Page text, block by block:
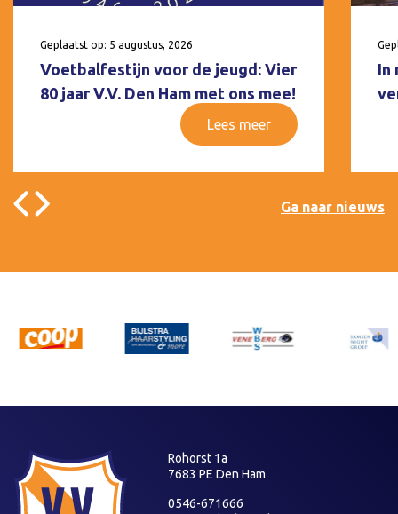
Geplaatst op: 5 augustus, 2026
Voetbalfestijn voor de jeugd: Vier
80 jaar V.V. Den Ham met ons mee!
Lees meer
In
Ga naar nieuws
Rohorst 1a
7683 PE Den Ham
0546-671666